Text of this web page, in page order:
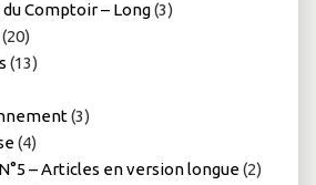
Comptoir – Long(3)
(13)
(3)
(4)
– Articles en version longue(2)